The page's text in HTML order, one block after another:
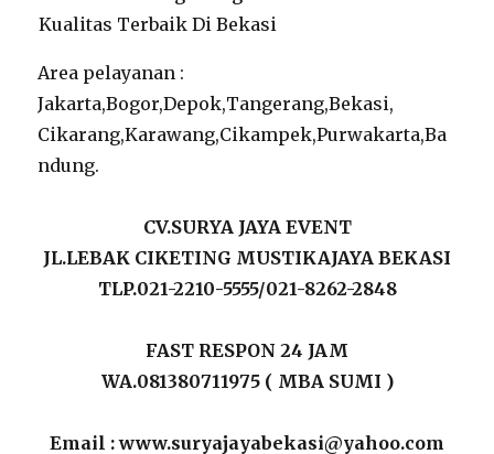
Area pelayanan :
Jakarta,Bogor,Depok,Tangerang,Bekasi,
Cikarang,Karawang,Cikampek,Purwakarta,Ba
ndung.
CV.SURYA JAYA EVENT
JL.LEBAK CIKETING MUSTIKAJAYA BEKASI
TLP.021-2210-5555/021-8262-2848
FAST RESPON 24 JAM
WA.081380711975 ( MBA SUMI )
Email : www.suryajayabekasi@yahoo.com